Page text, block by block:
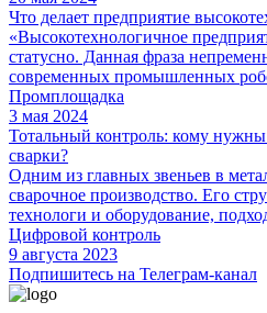
Что делает предприятие
«Высокотехнологичное
статусно. Данная фраза
современных промышленных
Промплощадка
3 мая 2024
Тотальный контроль: кому
сварки?
Одним из главных звеньев в
сварочное производство. Его
технологи и оборудование,
Цифровой контроль
9 августа 2023
Подпишитесь на Телеграм-канал